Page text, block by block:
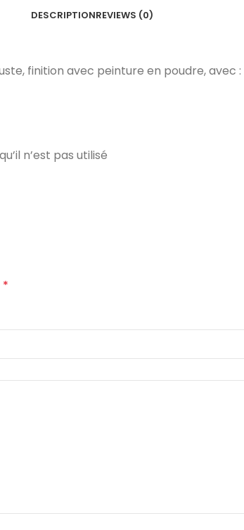
DESCRIPTIONREVIEWS (0)
finition avec peinture en poudre, avec :
n’est pas utilisé
*